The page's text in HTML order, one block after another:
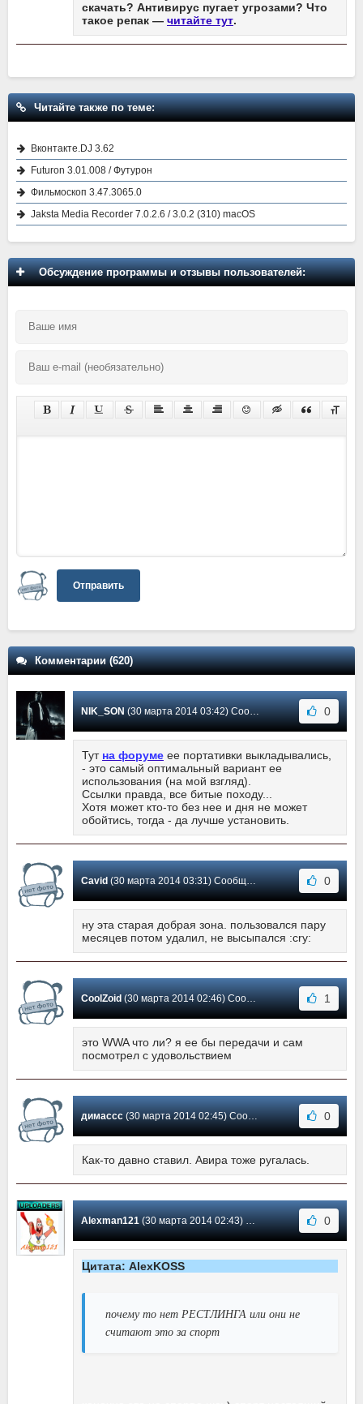
скачать? Антивирус пугает угрозами? Что
такое репак — читайте тут.
Читайте также по теме:
Вконтакте.DJ 3.62
Futuron 3.01.008 / Футурон
Фильмоскоп 3.47.3065.0
Jaksta Media Recorder 7.0.2.6 / 3.0.2 (310) macOS
Обсуждение программы и отзывы пользователей:
Отправить
Комментарии (620)
NIK_SON(30 марта 2014 03:42) Сообщение #9 0
Тут на форуме ее портативки выкладывались,
- это самый оптимальный вариант ее
использования (на мой взгляд).
Ссылки правда, все битые походу...
Хотя может кто-то без нее и дня не может
обойтись, тогда - да лучше установить.
Cavid(30 марта 2014 03:31) Сообщение #8 0
ну эта старая добрая зона. пользовался пару
месяцев потом удалил, не высыпался :cry:
CoolZoid(30 марта 2014 02:46) Сообщение #7 1
это WWA что ли? я ее бы передачи и сам
посмотрел с удовольствием
димассс(30 марта 2014 02:45) Сообщение #6 0
Как-то давно ставил. Авира тоже ругалась.
Alexman121(30 марта 2014 02:43) Сообщение #5 0
Цитата: AlexKOSS
почему то нет РЕСТЛИНГА или они не
считают это за спорт